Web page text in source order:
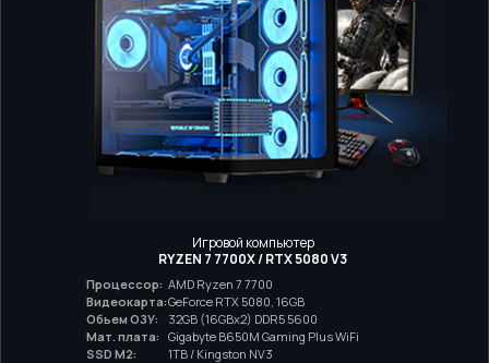
Игровой компьютер
RYZEN 7 7700X / RTX 5080 V3
Процессор: AMD Ryzen 7 7700
Видеокарта:GeForce RTX 5080, 16GB
Обьем ОЗУ:
32GB (16GBx2) DDR5 5600
Мат. плата:
Gigabyte B650M Gaming Plus WiFi
SSD M2:
1TB / Kingston NV3